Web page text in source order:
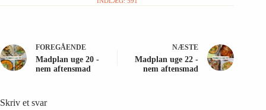
FOREGÅENDE
Madplan uge 20 -
nem aftensmad
NÆSTE
Madplan uge 22 -
nem aftensmad
Skriv et svar